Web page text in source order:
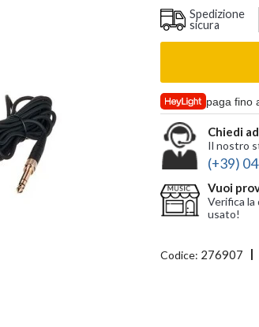
Spedizione
sicura
paga fino
Chiedi
Il nostro
(+39)
Vuoi
Verifica
usato!
Codice: 276907